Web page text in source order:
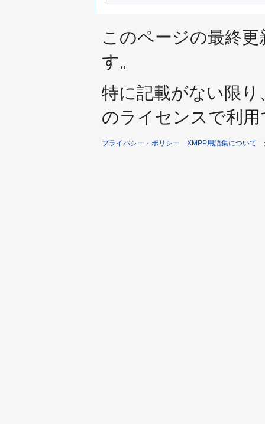
このページの最終
す。
特に記載がない限り
のライセンスで利
プライバシー・ポリシー XMPP用語集について